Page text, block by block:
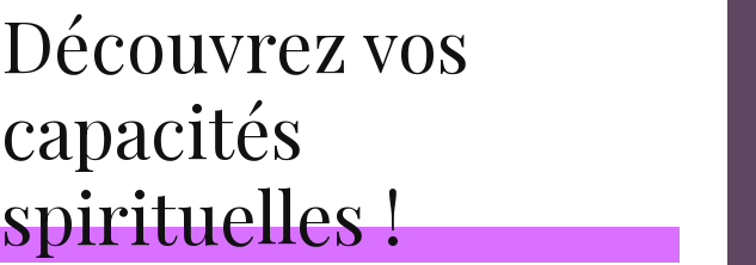
Découvrez vos
capacités
spirituelles !